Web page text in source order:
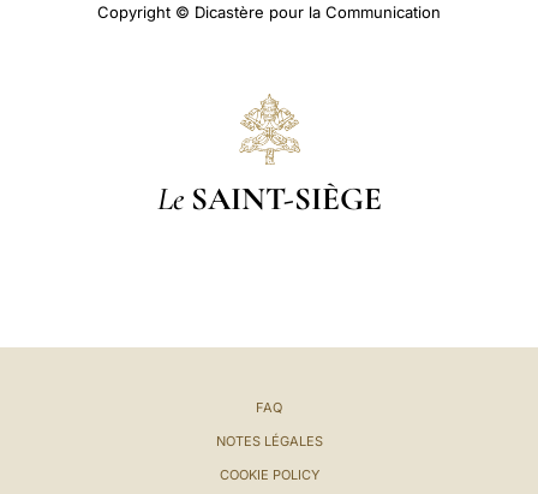
Copyright © Dicastère pour la Communication
Le SAINT-SIÈGE
FAQ
NOTES LÉGALES
COOKIE POLICY